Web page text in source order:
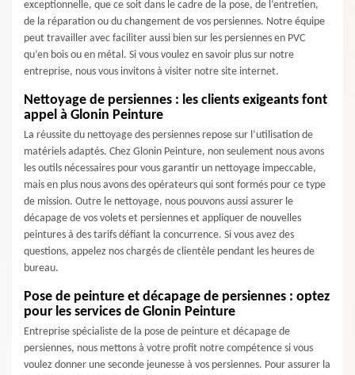
exceptionnelle, que ce soit dans le cadre de la pose, de l’entretien,
de la réparation ou du changement de vos persiennes. Notre équipe
peut travailler avec faciliter aussi bien sur les persiennes en PVC
qu’en bois ou en métal. Si vous voulez en savoir plus sur notre
entreprise, nous vous invitons à visiter notre site internet.
Nettoyage de persiennes : les clients exigeants font
appel à Glonin Peinture
La réussite du nettoyage des persiennes repose sur l’utilisation de
matériels adaptés. Chez Glonin Peinture, non seulement nous avons
les outils nécessaires pour vous garantir un nettoyage impeccable,
mais en plus nous avons des opérateurs qui sont formés pour ce type
de mission. Outre le nettoyage, nous pouvons aussi assurer le
décapage de vos volets et persiennes et appliquer de nouvelles
peintures à des tarifs défiant la concurrence. Si vous avez des
questions, appelez nos chargés de clientèle pendant les heures de
bureau.
Pose de peinture et décapage de persiennes : optez
pour les services de Glonin Peinture
Entreprise spécialiste de la pose de peinture et décapage de
persiennes, nous mettons à votre profit notre compétence si vous
voulez donner une seconde jeunesse à vos persiennes. Pour assurer la